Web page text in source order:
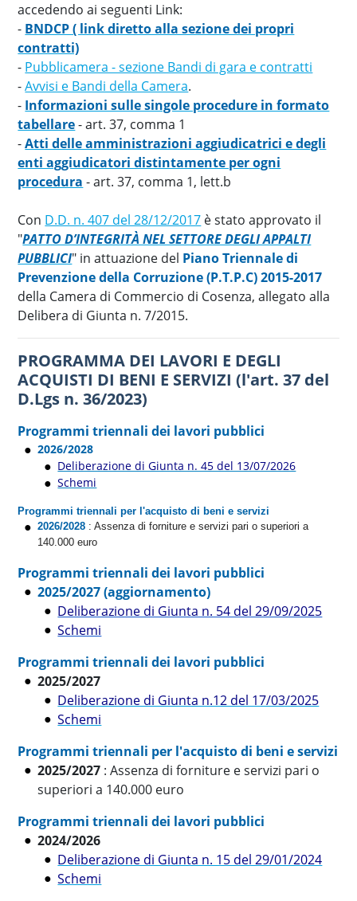
accedendo ai seguenti Link:
- BNDCP ( link diretto alla sezione dei propri
contratti)
- Pubblicamera - sezione Bandi di gara e contratti
-Avvisi e Bandi della Camera.
- Informazioni sulle singole procedure in formato
tabellare- art. 37, comma 1
-Atti delle amministrazioni aggiudicatrici e degli
enti aggiudicatori distintamente per ogni
procedura - art. 37, comma 1, lett.b
Con D.D. n. 407 del 28/12/2017 è stato approvato il
"PATTO D’INTEGRITÀ NEL SETTORE DEGLI APPALTI
PUBBLICI" in attuazione del Piano Triennale di
Prevenzione della Corruzione (P.T.P.C) 2015-2017
della Camera di Commercio di Cosenza, allegato alla
Delibera di Giunta n. 7/2015.
PROGRAMMA DEI LAVORI E DEGLI
ACQUISTI DI BENI E SERVIZI (l'art. 37 del
D.Lgs n. 36/2023)
Programmi triennali dei lavori pubblici
2026/2028
Deliberazione di Giunta n. 45 del 13/07/2026
Schemi
Programmi triennali per l'acquisto di beni e servizi
2026/2028 : Assenza di forniture e servizi pari o superiori a
140.000 euro
Programmi triennali dei lavori pubblici
2025/2027(aggiornamento)
Deliberazione di Giunta n. 54 del 29/09/2025
Schemi
Programmi triennali dei lavori pubblici
2025/2027
Deliberazione di Giunta n.12 del 17/03/2025
Schemi
Programmi triennali per l'acquisto di beni e servizi
2025/2027 : Assenza di forniture e servizi pari o
superiori a 140.000 euro
Programmi triennali dei lavori pubblici
2024/2026
Deliberazione di Giunta n. 15 del 29/01/2024
Schemi